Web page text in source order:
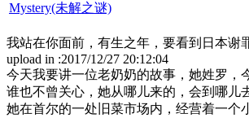
Mystery(未解之谜)
我站在你面前，有生之年，要看到日本谢
upload in :2017/12/27 20:12:04
今天我要讲一位老奶奶的故事，她姓罗，
谁也不曾关心，她从哪儿来的，会到哪儿
她在首尔的一处旧菜市场内，经营着一个